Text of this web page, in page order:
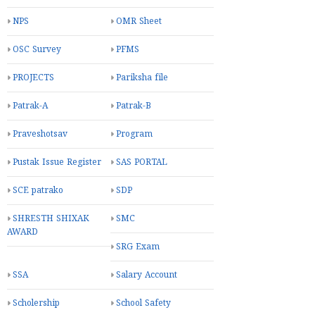
NPS OMR Sheet
OSC Survey PFMS
PROJECTS Pariksha file
Patrak-A Patrak-B
Praveshotsav Program
Pustak Issue Register SAS PORTAL
SCE patrako SDP
SHRESTH SHIXAK
AWARD
SMC
SRG Exam
SSA Salary Account
Scholership School Safety